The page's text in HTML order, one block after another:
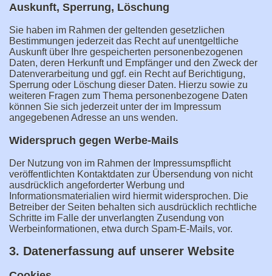
Auskunft, Sperrung, Löschung
Sie haben im Rahmen der geltenden gesetzlichen
Bestimmungen jederzeit das Recht auf unentgeltliche
Auskunft über Ihre gespeicherten personenbezogenen
Daten, deren Herkunft und Empfänger und den Zweck der
Datenverarbeitung und ggf. ein Recht auf Berichtigung,
Sperrung oder Löschung dieser Daten. Hierzu sowie zu
weiteren Fragen zum Thema personenbezogene Daten
können Sie sich jederzeit unter der im Impressum
angegebenen Adresse an uns wenden.
Widerspruch gegen Werbe-Mails
Der Nutzung von im Rahmen der Impressumspflicht
veröffentlichten Kontaktdaten zur Übersendung von nicht
ausdrücklich angeforderter Werbung und
Informationsmaterialien wird hiermit widersprochen. Die
Betreiber der Seiten behalten sich ausdrücklich rechtliche
Schritte im Falle der unverlangten Zusendung von
Werbeinformationen, etwa durch Spam-E-Mails, vor.
3. Datenerfassung auf unserer Website